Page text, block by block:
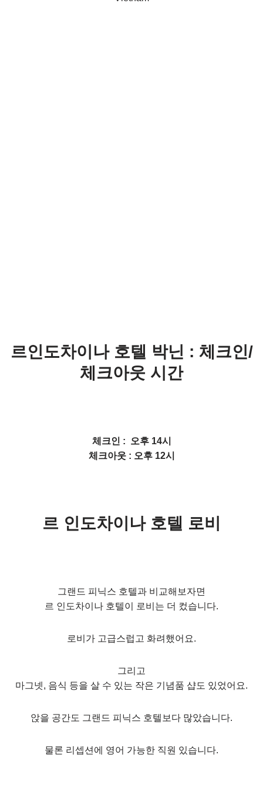
르인도차이나 호텔 박닌 : 체크인/
체크아웃 시간
체크인 : 오후 14시
체크아웃 : 오후 12시
르 인도차이나 호텔 로비
그랜드 피닉스 호텔과 비교해보자면
르 인도차이나 호텔이 로비는 더 컸습니다.
로비가 고급스럽고 화려했어요.
그리고
마그넷, 음식 등을 살 수 있는 작은 기념품 샵도 있었어요.
앉을 공간도 그랜드 피닉스 호텔보다 많았습니다.
물론 리셉션에 영어 가능한 직원 있습니다.